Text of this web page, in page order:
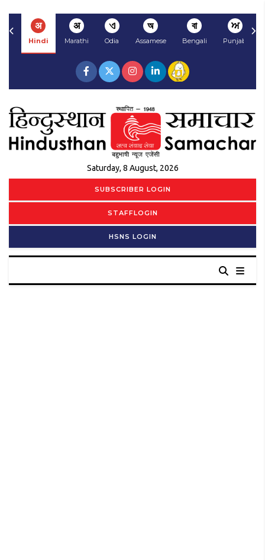
अ
Hindi
अ
Marathi
ଏ
Odia
অ
Assamese
বা
Bengali
ਅ
Punjabi
Saturday, 8 August, 2026
SUBSCRIBER LOGIN
STAFFLOGIN
HSNS LOGIN